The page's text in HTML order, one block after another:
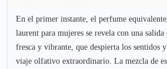
En el primer instante, el perfume
laurent para mujeres se revela con una salida
fresca y vibrante, que despierta los sentidos
viaje olfativo extraordinario. La mezcla de